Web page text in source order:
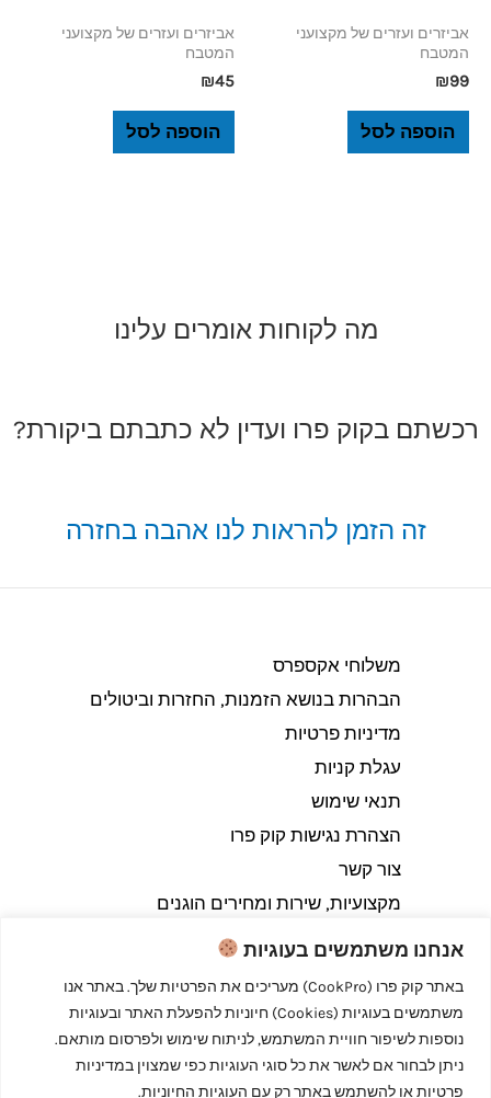
אנחנו משתמשים בעוגיות
באתר קוק פרו (CookPro) מעריכים את הפרטיות שלך. באתר אנו
משתמשים בעוגיות (Cookies) חיוניות להפעלת האתר ובעוגיות
נוספות לשיפור חוויית המשתמש, לניתוח שימוש ולפרסום מותאם.
ניתן לבחור אם לאשר את כל סוגי העוגיות כפי שמצוין במדיניות
פרטיות או להשתמש באתר רק עם העוגיות החיוניות.
אביזרים ועזרים של מקצועני
המטבח
₪99
הוספה לסל
אביזרים ועזרים של מקצועני
המטבח
₪45
הוספה לסל
מה לקוחות אומרים עלינו
רכשתם בקוק פרו ועדין לא כתבתם ביקורת?
זה הזמן להראות לנו אהבה בחזרה
משלוחי אקספרס
הבהרות בנושא הזמנות, החזרות וביטולים​
מדיניות פרטיות
עגלת קניות
תנאי שימוש
הצהרת נגישות קוק פרו
צור קשר
מקצועיות, שירות ומחירים הוגנים
Copyright © 2026 קוק פרו - לבשל כמו מקצוענים